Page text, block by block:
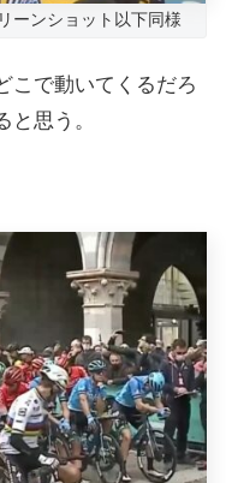
ンショット以下同様
こで動いてくるだろ
思う。